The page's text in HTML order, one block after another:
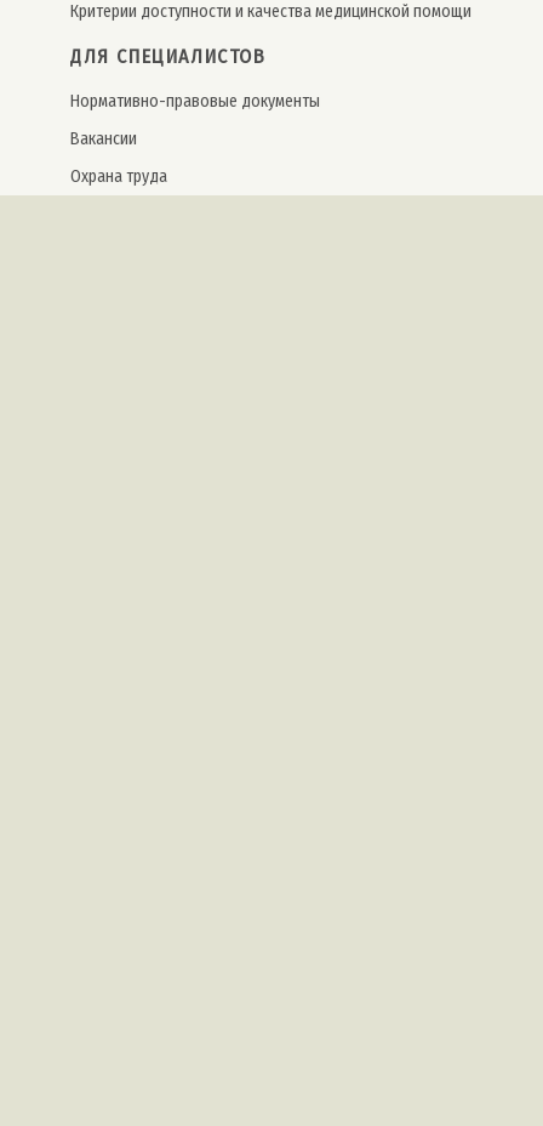
Критерии доступности и качества медицинской помощи
ДЛЯ СПЕЦИАЛИСТОВ
Нормативно-правовые документы
Вакансии
Охрана труда